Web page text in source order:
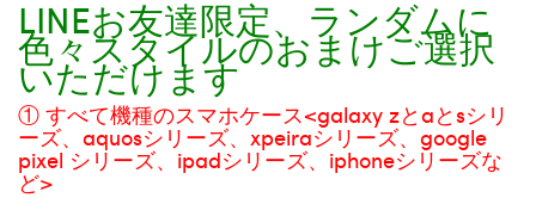
LINEお友達限定、ランダムに
色々スタイルのおまけご選択
いただけます
① すべて機種のスマホケース<galaxy zとaとsシリ
ーズ、aquosシリーズ、xpeiraシリーズ、google
pixel シリーズ、ipadシリーズ、iphoneシリーズな
ど>